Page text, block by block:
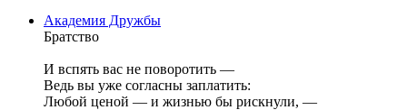
Академия Дружбы
Братство
И вспять вас не поворотить —
Ведь вы уже согласны заплатить:
Любой ценой — и жизнью бы рискнули, —